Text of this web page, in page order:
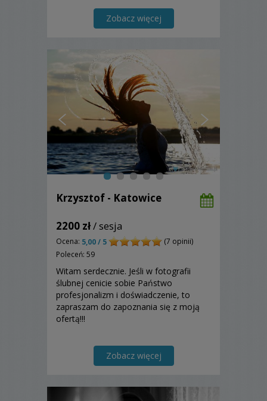
w danej chwili nie zauważacie. Cenne
chwile, które dzięki zamknięciu w kadrze
Zobacz więcej
Krzysztof - Katowice
2200 zł/ sesja
Ocena: 5,00 / 5
(7 opinii)
Poleceń: 59
Witam serdecznie. Jeśli w fotografii
ślubnej cenicie sobie Państwo
profesjonalizm i doświadczenie, to
zapraszam do zapoznania się z moją
ofertą!!!
Zobacz więcej